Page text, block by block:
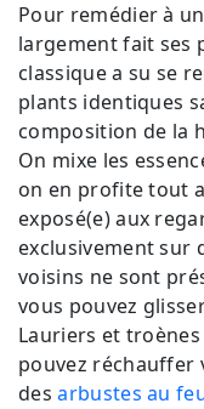
Pour remédier à
largement fait ses
classique a su se
plants identiques
composition de la
On mixe les
on en profite tout
exposé(e) aux
exclusivement sur
voisins ne sont
vous pouvez
Lauriers et
pouvez
desarbustes au